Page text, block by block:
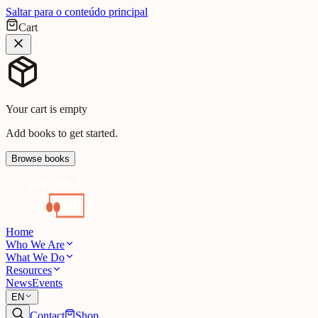
Saltar para o conteúdo principal
Cart
Your cart is empty
Add books to get started.
Browse books
Home
Who We Are
What We Do
Resources
NewsEvents
EN
Contact Shop